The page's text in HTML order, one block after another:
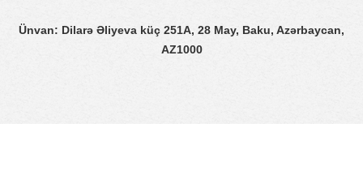
Ünvan: Dilarə Əliyeva küç 251A, 28 May, Baku, Azərbaycan,
AZ1000